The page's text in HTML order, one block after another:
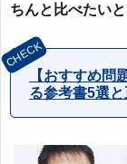
ちんと比べたい
【おすすめ問
る参考書5選と